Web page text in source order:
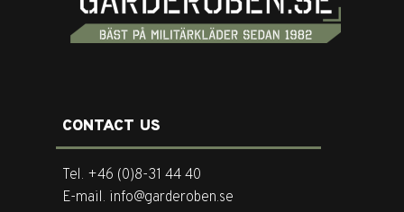
CONTACT US
Tel. +46 (0)8-31 44 40
E-mail. info@garderoben.se